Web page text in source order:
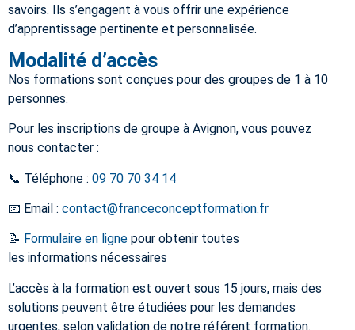
savoirs. Ils s’engagent à vous offrir une expérience
d’apprentissage pertinente et personnalisée.
Modalité d’accès
Nos formations sont conçues pour des groupes de 1 à 10
personnes.
Pour les inscriptions de groupe à Avignon, vous pouvez
nous contacter :
📞 Téléphone : 09 70 70 34 14
📧 Email : contact@franceconceptformation.fr
📝 Formulaire en ligne pour obtenir toutes
les informations nécessaires
L’accès à la formation est ouvert sous 15 jours, mais des
solutions peuvent être étudiées pour les demandes
urgentes, selon validation de notre référent formation.